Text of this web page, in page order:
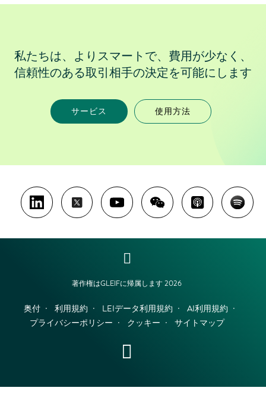
私たちは、よりスマートで、費用が少なく、
信頼性のある取引相手の決定を可能にします
サービス 使用方法
著作権はGLEIFに帰属します 2026
奥付 利用規約 LEIデータ利用規約
AI利用規約
プライバシーポリシー
クッキー サイトマップ